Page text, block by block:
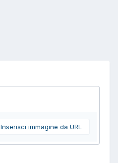
Inserisci immagine da URL